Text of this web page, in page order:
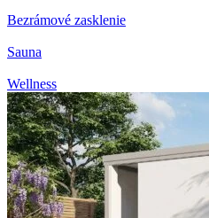
Bezrámové zasklenie
Sauna
Wellness